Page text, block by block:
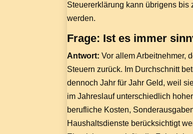
Steuererklärung kann übrigens bis
werden.
Frage: Ist es immer
Antwort: Vor allem Arbeitnehmer,
Steuern zurück. Im Durchschnitt
dennoch Jahr für Jahr Geld, weil
im Jahreslauf unterschiedlich
berufliche Kosten,
Haushaltsdienste berücksichtigt